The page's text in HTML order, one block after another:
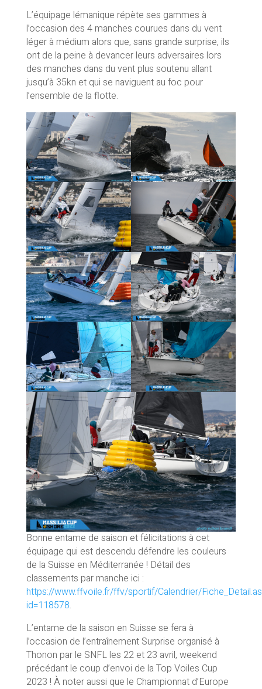
L’équipage lémanique répète ses gammes à
l’occasion des 4 manches courues dans du vent
léger à médium alors que, sans grande surprise, ils
ont de la peine à devancer leurs adversaires lors
des manches dans du vent plus soutenu allant
jusqu’à 35kn et qui se naviguent au foc pour
l’ensemble de la flotte.
Bonne entame de saison et félicitations à cet
équipage qui est descendu défendre les couleurs
de la Suisse en Méditerranée ! Détail des
classements par manche ici :
https://www.ffvoile.fr/ffv/sportif/Calendrier/
id=118578.
L’entame de la saison en Suisse se fera à
l’occasion de l’entraînement Surprise organisé à
Thonon par le SNFL les 22 et 23 avril, weekend
précédant le coup d’envoi de la Top Voiles Cup
2023 ! À noter aussi que le Championnat d’Europe